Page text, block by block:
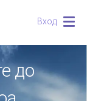
Вход
до